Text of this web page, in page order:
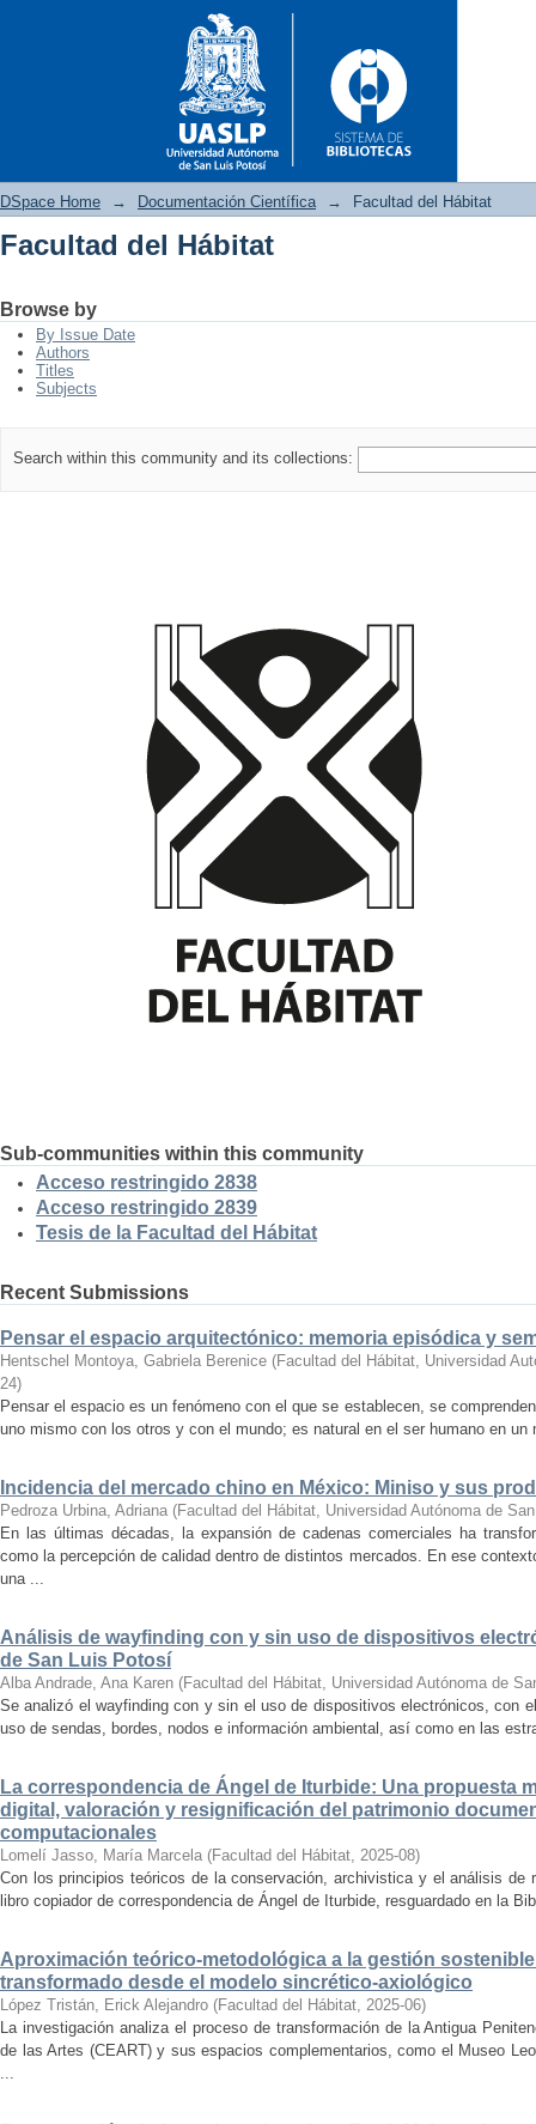
DSpace Home → Documentación Científica → Facultad del Hábitat
Facultad del Hábitat
Browse by
By Issue Date
Authors
Titles
Subjects
Search within this community and its collections:
Sub-communities within this community
Acceso restringido 2838
Acceso restringido 2839
Tesis de la Facultad del Hábitat
Recent Submissions
Pensar el espacio arquitectónico: memoria episódica y
Hentschel Montoya, Gabriela Berenice (Facultad del Hábitat, Universidad
24)
Pensar el espacio es un fenómeno con el que se establecen, se
uno mismo con los otros y con el mundo; es natural en el ser humano en
Incidencia del mercado chino en México: Miniso y sus
Pedroza Urbina, Adriana (Facultad del Hábitat, Universidad Autónoma de
En las últimas décadas, la expansión de cadenas comerciales ha
como la percepción de calidad dentro de distintos mercados. En ese
una ...
Análisis de wayfinding con y sin uso de dispositivos
de San Luis Potosí
Alba Andrade, Ana Karen (Facultad del Hábitat, Universidad Autónoma de
Se analizó el wayfinding con y sin el uso de dispositivos electrónicos, con
uso de sendas, bordes, nodos e información ambiental, así como en las
La correspondencia de Ángel de Iturbide: Una propuesta
digital, valoración y resignificación del patrimonio
computacionales
Lomelí Jasso, María Marcela (Facultad del Hábitat, 2025-08)
Con los principios teóricos de la conservación, archivistica y el análisis de
libro copiador de correspondencia de Ángel de Iturbide, resguardado en la
Aproximación teórico-metodológica a la gestión
transformado desde el modelo sincrético-axiológico
López Tristán, Erick Alejandro (Facultad del Hábitat, 2025-06)
La investigación analiza el proceso de transformación de la Antigua
de las Artes (CEART) y sus espacios complementarios, como el Museo
...